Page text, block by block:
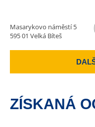
Masarykovo náměstí 5
595 01 Velká Bíteš
ZÍSKANÁ